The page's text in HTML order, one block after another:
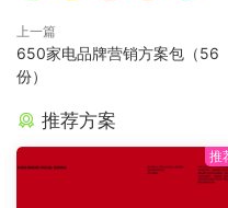
上一篇
650家电品牌营销方案包（56
份）
推荐方案